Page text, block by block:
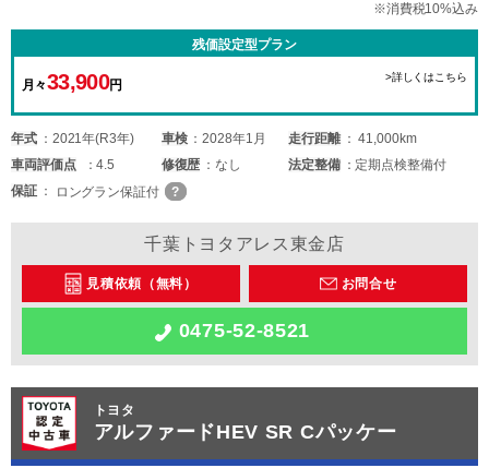
※消費税10%込み
残価設定型プラン
月々33,900円
>詳しくはこちら
年式 2021年(R3年) 車検 2028年1月 走行距離
41,000km
車両評価点 4.5 修復歴 なし 法定整備
定期点検整備付
保証
ロングラン保証付
千葉トヨタアレス東金店
見積依頼（無料） お問合せ
0475-52-8521
トヨタ
アルファードHEV SR Cパッケー